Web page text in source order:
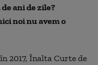
ani de zile?
noi nu avem o
2017, Înalta Curte de